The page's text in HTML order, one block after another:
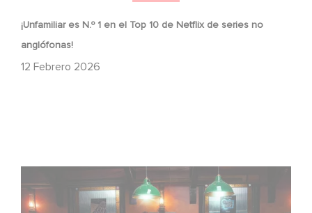
¡Unfamiliar es N.º 1 en el Top 10 de Netflix de series no
anglófonas!
12 Febrero 2026
When Broken Hearts Want Revenge: Welcome to The
Revenge Club